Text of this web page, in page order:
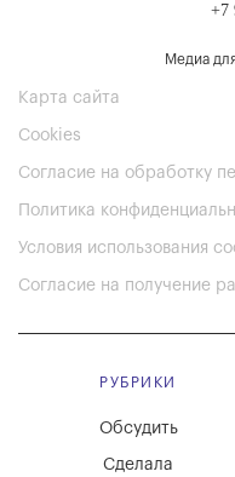
+7
Медиа
Карта сайта
Cookies
Согласие на обработку
Политика
Условия использования
Согласие на получение
РУБРИКИ
Обсудить
Сделала